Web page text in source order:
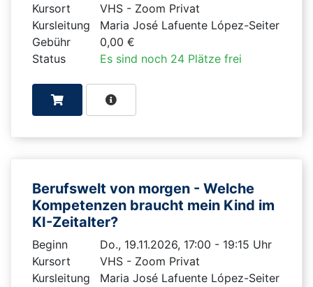
Kursort
VHS - Zoom Privat
Kursleitung
Maria José Lafuente López-Seiter
Gebühr
0,00 €
Status
Es sind noch 24 Plätze frei
Berufswelt von morgen - Welche
Kompetenzen braucht mein Kind im
KI-Zeitalter?
Beginn
Do., 19.11.2026, 17:00 - 19:15 Uhr
Kursort
VHS - Zoom Privat
Kursleitung
Maria José Lafuente López-Seiter